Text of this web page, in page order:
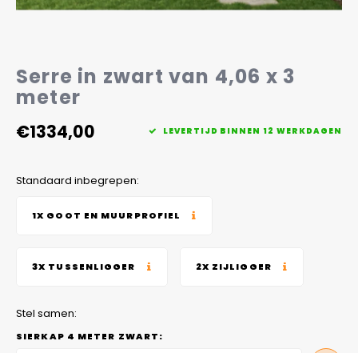
Serre in zwart van 4,06 x 3
meter
€1334,00 LEVERTIJD BINNEN 12 WERKDAGEN
Standaard inbegrepen:
1X GOOT EN MUURPROFIEL
3X TUSSENLIGGER 2X ZIJLIGGER
Stel samen:
SIERKAP 4 METER ZWART: